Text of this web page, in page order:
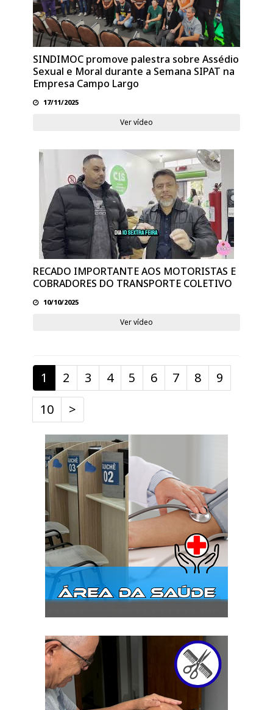
SINDIMOC promove palestra sobre Assédio
Sexual e Moral durante a Semana SIPAT na
Empresa Campo Largo
17/11/2025
Ver vídeo
RECADO IMPORTANTE AOS MOTORISTAS E
COBRADORES DO TRANSPORTE COLETIVO
10/10/2025
Ver vídeo
1 (atual)
2 3 4 5 6 7 8
9
10
>